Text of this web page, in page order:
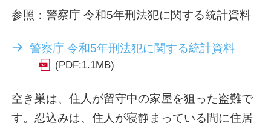
参照：警察庁 令和5年刑法犯に関する統計資料
警察庁 令和5年刑法犯に関する統計資料
(PDF:1.1MB)
空き巣は、住人が留守中の家屋を狙った盗難で
す。忍込みは、住人が寝静まっている間に住居